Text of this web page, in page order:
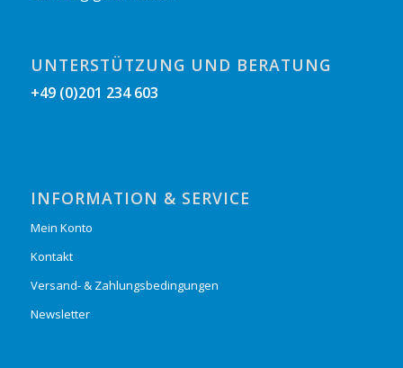
UNTERSTÜTZUNG UND BERATUNG
+49 (0)201 234 603
INFORMATION & SERVICE
Mein Konto
Kontakt
Versand- & Zahlungsbedingungen
Newsletter